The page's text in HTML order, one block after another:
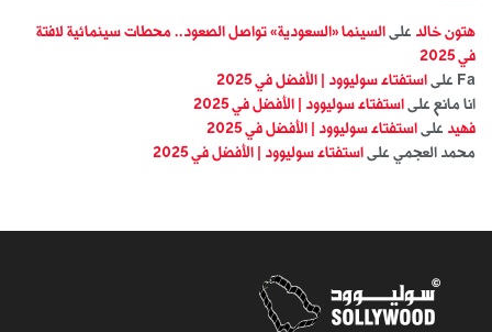
هتون خالد على السينما «السعودية» تواصل الصعود.. محطات سينمائية لافتة
في 2025
Fa على استفتاء سوليوود | الأفضل في 2025
انا مانع على استفتاء سوليوود | الأفضل في 2025
فهيد على استفتاء سوليوود | الأفضل في 2025
محمد العجمي على استفتاء سوليوود | الأفضل في 2025